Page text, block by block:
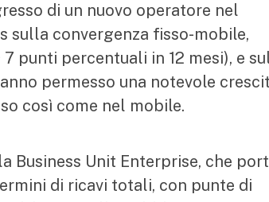
di un nuovo operatore nel
sulla convergenza fisso-mobile,
punti percentuali in 12 mesi), e
permesso una notevole
così come nel mobile.
Business Unit Enterprise, che
di ricavi totali, con punte di